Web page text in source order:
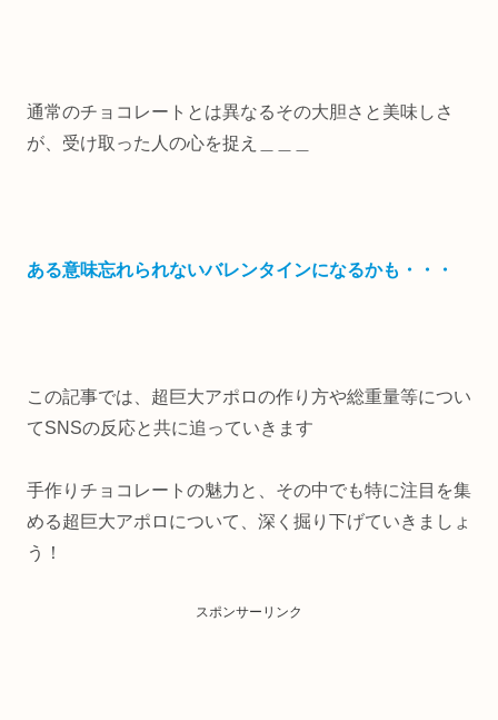
通常のチョコレートとは異なるその大胆さと美味しさ
が、受け取った人の心を捉え＿＿＿
ある意味忘れられないバレンタインになるかも・・・
この記事では、超巨大アポロの作り方や総重量等につい
てSNSの反応と共に追っていきます
手作りチョコレートの魅力と、その中でも特に注目を集
める超巨大アポロについて、深く掘り下げていきましょ
う！
スポンサーリンク